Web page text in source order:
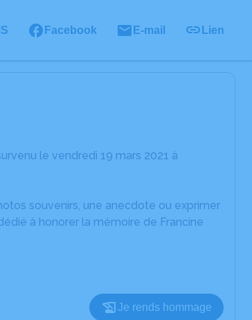
Facebook E-mail Lien
le vendredi 19 mars 2021 à
souvenirs, une anecdote ou exprimer
à honorer la mémoire de Francine
Je rends hommage